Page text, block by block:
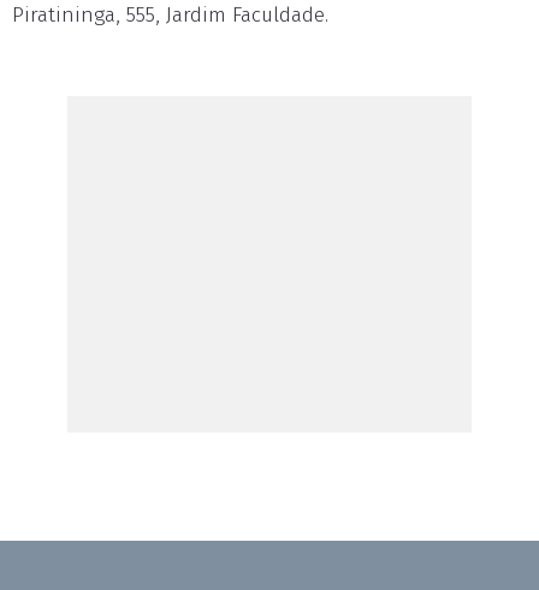
Piratininga, 555, Jardim Faculdade.